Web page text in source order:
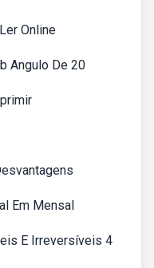
Online
Angulo De 20
Em Mensal
E Irreversíveis 4